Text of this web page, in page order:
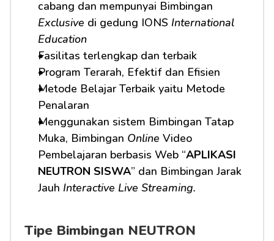
Exclusive di gedung IONS International
Education
Fasilitas terlengkap dan terbaik
Program Terarah, Efektif dan Efisien
Metode Belajar Terbaik yaitu Metode
Penalaran
Menggunakan sistem Bimbingan Tatap
Muka, Bimbingan Online Video
Pembelajaran berbasis Web “APLIKASI
NEUTRON SISWA” dan Bimbingan Jarak
Jauh Interactive Live Streaming.
Tipe Bimbingan NEUTRON